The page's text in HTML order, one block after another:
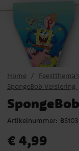
Home Feestthema's
SpongeBob Versiering
Artikelnummer:
Prijs: € 4,99
€ 4,99